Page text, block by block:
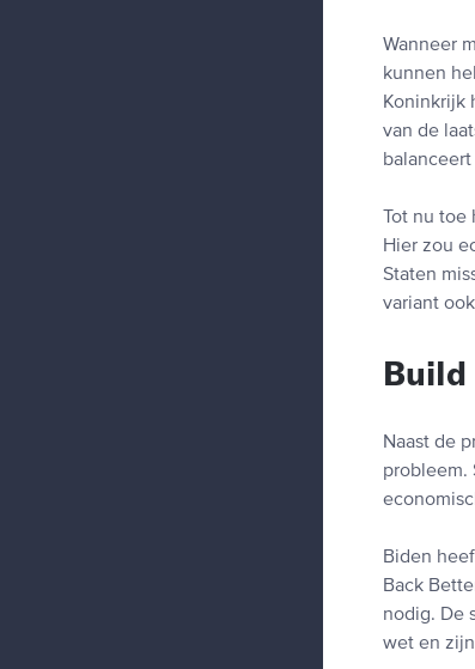
Wanneer
kunnen
Koninkrijk
van de
Tot nu
Hier zou
Staten
variant
Naast de
probleem.
Biden
Back
nodig. De
wet en